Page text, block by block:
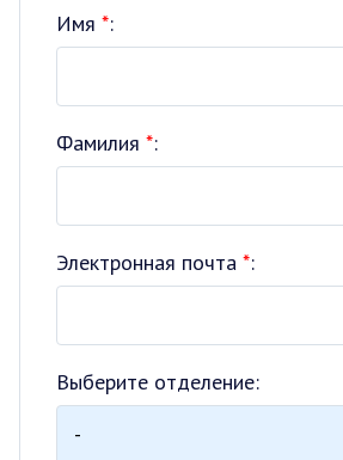
Имя *:
Фамилия *:
Электронная почта *:
Выберите отделение: